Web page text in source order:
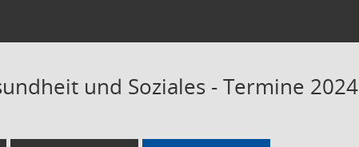
und Soziales - Termine 2024